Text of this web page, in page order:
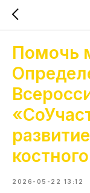
Помочь
2026-05-22 13:12